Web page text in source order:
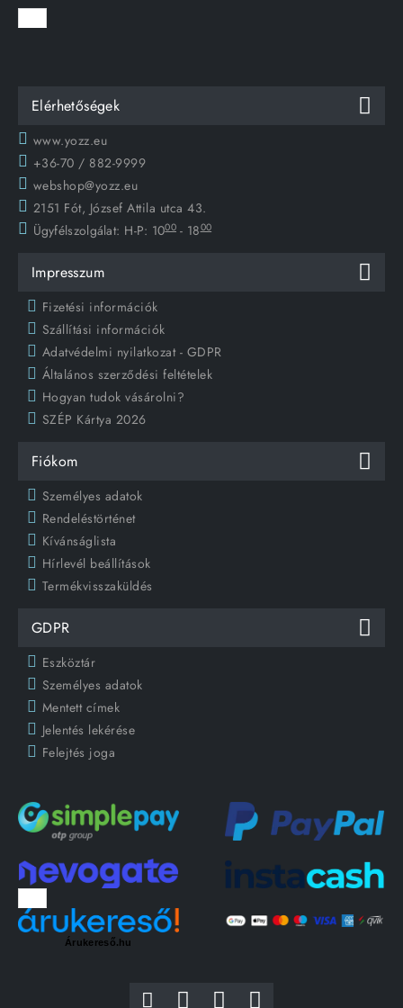
Elérhetőségek
www.yozz.eu
+36-70 / 882-9999
webshop@yozz.eu
2151 Fót, József Attila utca 43.
Ügyfélszolgálat: H-P: 1000 - 1800
Impresszum
Fizetési információk
Szállítási információk
Adatvédelmi nyilatkozat - GDPR
Általános szerződési feltételek
Hogyan tudok vásárolni?
SZÉP Kártya 2026
Fiókom
Személyes adatok
Rendeléstörténet
Kívánságlista
Hírlevél beállítások
Termékvisszaküldés
GDPR
Eszköztár
Személyes adatok
Mentett címek
Jelentés lekérése
Felejtés joga
Árukereső.hu